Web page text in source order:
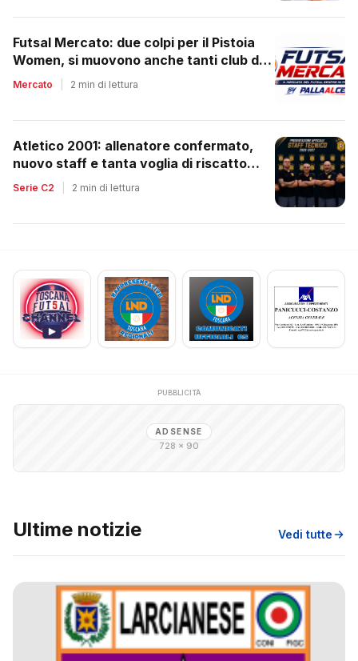
Futsal Mercato: due colpi per il Pistoia
Women, si muovono anche tanti club del
regionale
Mercato 2 min di lettura
Atletico 2001: allenatore confermato,
nuovo staff e tanta voglia di riscatto
dopo la retrocessione
Serie C2 2 min di lettura
PUBBLICITÀ
ADSENSE
728 × 90
Ultime notizie Vedi tutte